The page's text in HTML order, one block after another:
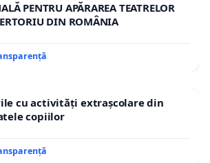
PENTRU APĂRAREA TEATRELOR
DIN ROMÂNIA
cu activități extrașcolare din
copiilor